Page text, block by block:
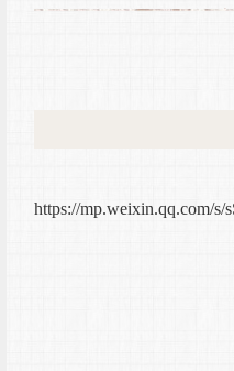
https://mp.weixin.qq.com/